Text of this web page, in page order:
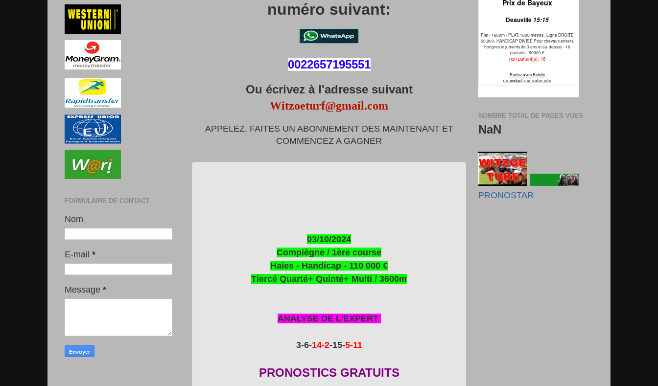
numéro suivant:
0022657195551
Ou écrivez à l'adresse suivant
Witzoeturf@gmail.com
APPELEZ, FAITES UN ABONNEMENT DES MAINTENANT ET
COMMENCEZ A GAGNER
03/10/2024
Compiègne / 1ère course
Haies - Handicap - 110 000 €
Tiercé Quarté+ Quinté+ Multi / 3600m
ANALYSE DE L'EXPERT
3-6-14-2-15-5-11
PRONOSTICS GRATUITS
FORMULAIRE DE CONTACT
Nom
E-mail *
Message *
NOMBRE TOTAL DE PAGES VUES
NaN
PRONOSTAR